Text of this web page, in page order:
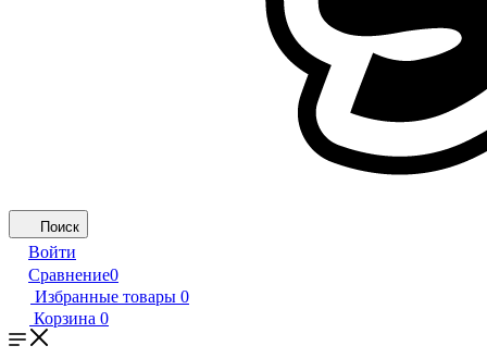
Поиск
Войти
Сравнение0
Избранные товары 0
Корзина 0